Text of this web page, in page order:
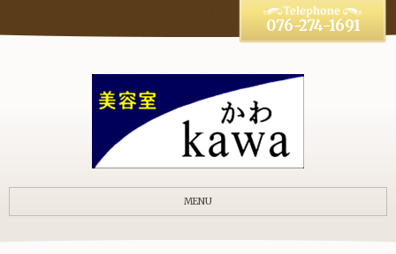
076-274-1691
MENU